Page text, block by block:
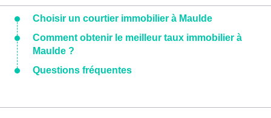
Choisir un courtier immobilier à Maulde
Comment obtenir le meilleur taux immobilier à
Maulde ?
Questions fréquentes